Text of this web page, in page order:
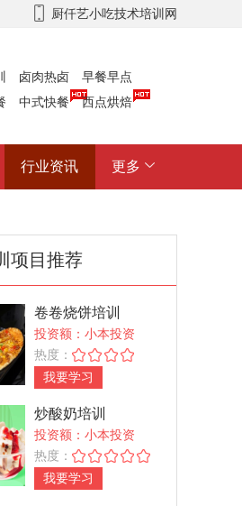
厨仟艺小吃技术培训网
卤肉热卤
早餐早点
中式快餐 西点烘焙
行业资讯 更多
项目推荐
卷卷烧饼培训
投资额：小本投资
热度：
我要学习
炒酸奶培训
投资额：小本投资
热度：
我要学习